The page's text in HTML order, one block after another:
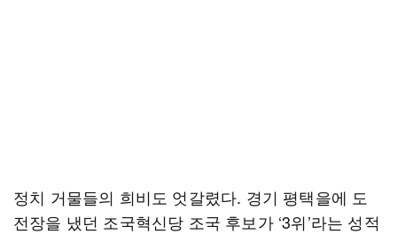
정치 거물들의 희비도 엇갈렸다. 경기 평택을에 도
전장을 냈던 조국혁신당 조국 후보가 ‘3위’라는 성적